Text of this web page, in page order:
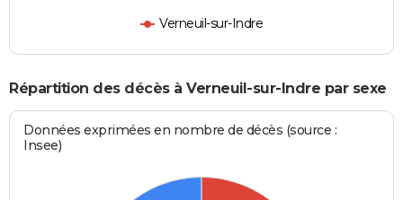
Verneuil-sur-Indre
Répartition des décès à Verneuil-sur-Indre par sexe
Données exprimées en nombre de décès (source :
Insee)